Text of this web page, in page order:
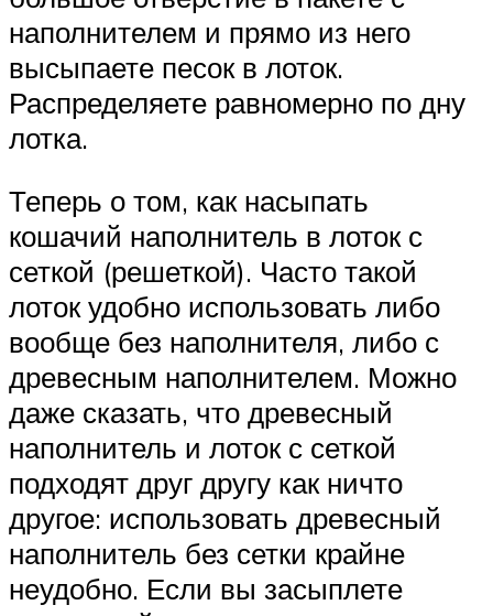
наполнителем и прямо из него
высыпаете песок в лоток.
Распределяете равномерно по дну
лотка.
Теперь о том, как насыпать
кошачий наполнитель в лоток с
сеткой (решеткой). Часто такой
лоток удобно использовать либо
вообще без наполнителя, либо с
древесным наполнителем. Можно
даже сказать, что древесный
наполнитель и лоток с сеткой
подходят друг другу как ничто
другое: использовать древесный
наполнитель без сетки крайне
неудобно. Если вы засыплете